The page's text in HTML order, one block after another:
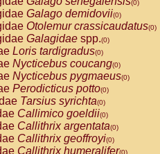
(0)
Galago demidovii(0)
Otolemur crassicaudatus(0)
Galagidae spp.(0)
Loris tardigradus(0)
Nycticebus coucang(0)
Nycticebus pygmaeus(0)
Perodicticus potto(0)
Tarsius syrichta(0)
Callimico goeldii(0)
Callithrix argentata(0)
Callithrix geoffroyi(0)
Callithrix humeralifer(0)